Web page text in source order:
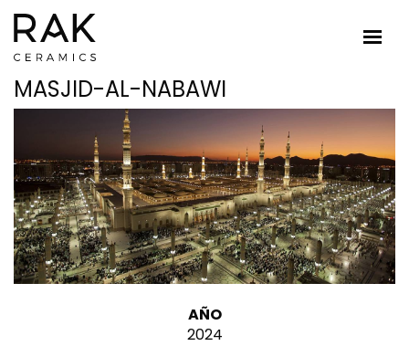
MASJID-AL-NABAWI
AÑO
2024